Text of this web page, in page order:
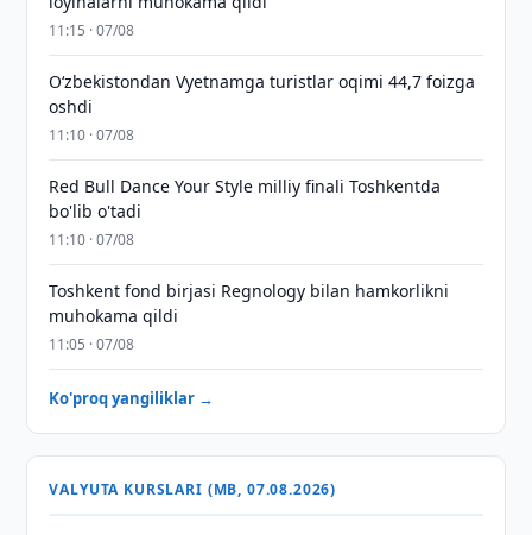
11:15 · 07/08
O‘zbekistondan Vyetnamga turistlar oqimi 44,7 foizga
oshdi
11:10 · 07/08
Red Bull Dance Your Style milliy finali Toshkentda
bo'lib o'tadi
11:10 · 07/08
Toshkent fond birjasi Regnology bilan hamkorlikni
muhokama qildi
11:05 · 07/08
Ko'proq yangiliklar →
VALYUTA KURSLARI (MB, 07.08.2026)